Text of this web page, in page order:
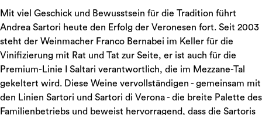
Mit viel Geschick und Bewusstsein für die Tradition führt
Andrea Sartori heute den Erfolg der Veronesen fort. Seit 2003
steht der Weinmacher Franco Bernabei im Keller für die
Vinifizierung mit Rat und Tat zur Seite, er ist auch für die
Premium-Linie I Saltari verantwortlich, die im Mezzane-Tal
gekeltert wird. Diese Weine vervollständigen - gemeinsam mit
den Linien Sartori und Sartori di Verona - die breite Palette des
Familienbetriebs und beweist hervorragend, dass die Sartoris